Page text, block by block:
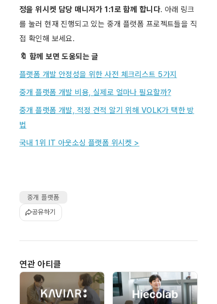
정을 위시켓 담당 매니저가 1:1로 함께 합니다. 아래 링크
를 눌러 현재 진행되고 있는 중개 플랫폼 프로젝트들을 직
접 확인해 보세요.
🔖 함께 보면 도움되는 글
플랫폼 개발 안정성을 위한 사전 체크리스트 5가지
중개 플랫폼 개발 비용, 실제로 얼마나 필요할까?
중개 플랫폼 개발, 적정 견적 알기 위해 VOLK가 택한 방
법
국내 1위 IT 아웃소싱 플랫폼 위시켓 >
중개 플랫폼
공유하기
연관 아티클